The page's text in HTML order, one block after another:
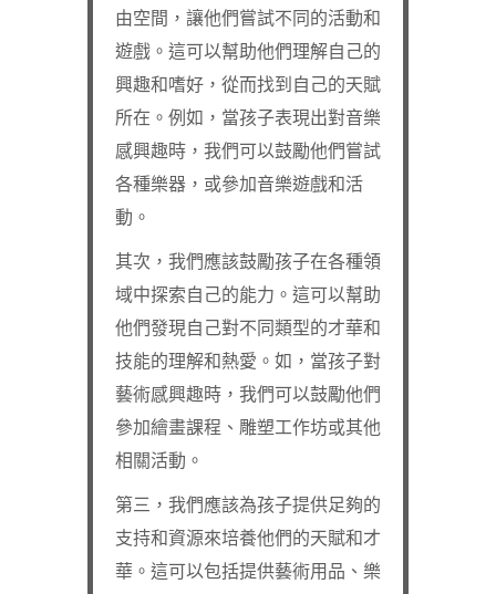
由空間，讓他們嘗試不同的活動和
遊戲。這可以幫助他們理解自己的
興趣和嗜好，從而找到自己的天賦
所在。例如，當孩子表現出對音樂
感興趣時，我們可以鼓勵他們嘗試
各種樂器，或參加音樂遊戲和活
動。
其次，我們應該鼓勵孩子在各種領
域中探索自己的能力。這可以幫助
他們發現自己對不同類型的才華和
技能的理解和熱愛。如，當孩子對
藝術感興趣時，我們可以鼓勵他們
參加繪畫課程、雕塑工作坊或其他
相關活動。
第三，我們應該為孩子提供足夠的
支持和資源來培養他們的天賦和才
華。這可以包括提供藝術用品、樂